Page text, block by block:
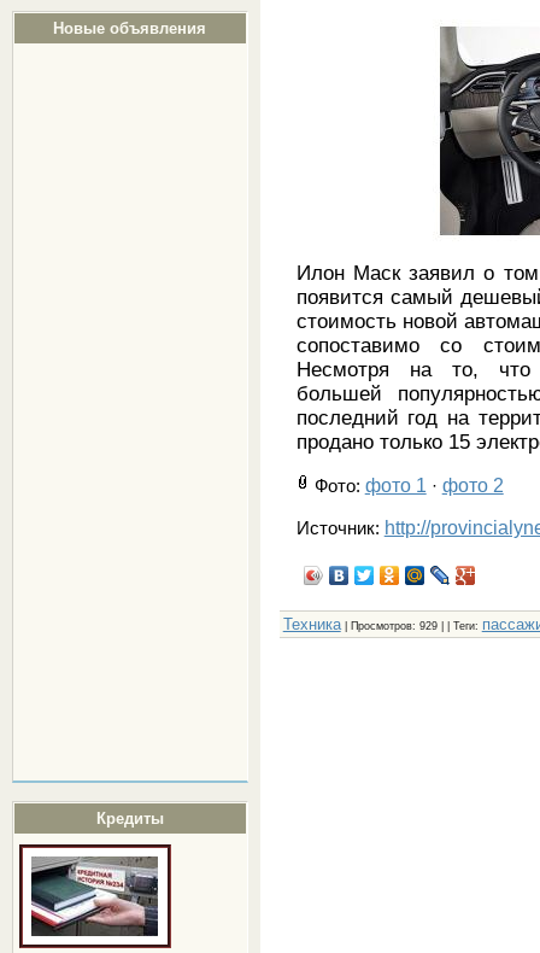
Новые объявления
Кредиты
Илон Маск заявил о
появится самый
стоимость новой
сопоставимо со
Несмотря на то, что
большей
последний год на
продано только 15
Фото: фото 1 · фото 2
Источник: http://
Техника| Просмотров: 929 | | Теги: